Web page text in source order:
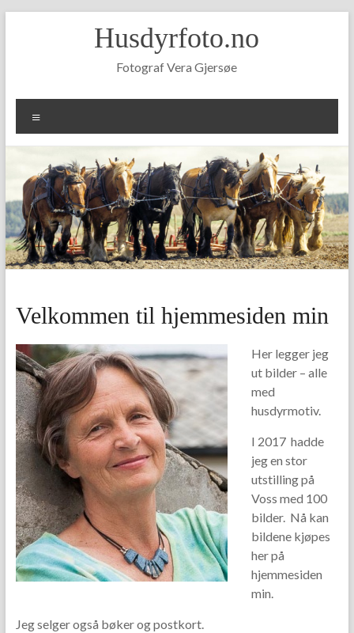
Husdyrfoto.no
Fotograf Vera Gjersøe
Velkommen til hjemmesiden min
Her legger jeg
ut bilder – alle
med
husdyrmotiv.
I 2017 hadde
jeg en stor
utstilling på
Voss med 100
bilder. Nå kan
bildene kjøpes
her på
hjemmesiden
min.
Jeg selger også bøker og postkort.